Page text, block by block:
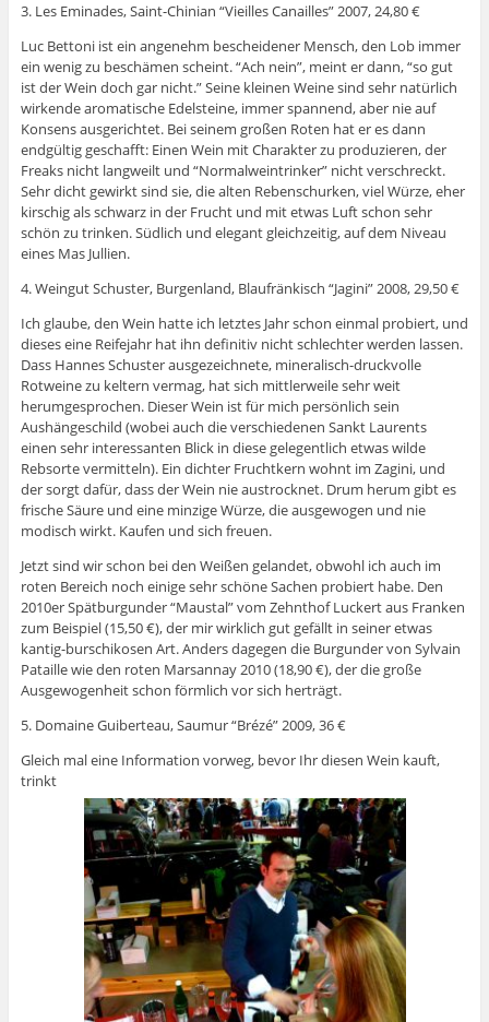
3. Les Eminades, Saint-Chinian “Vieilles Canailles” 2007, 24,80 €
Luc Bettoni ist ein angenehm bescheidener Mensch, den Lob immer
ein wenig zu beschämen scheint. “Ach nein”, meint er dann, “so gut
ist der Wein doch gar nicht.” Seine kleinen Weine sind sehr natürlich
wirkende aromatische Edelsteine, immer spannend, aber nie auf
Konsens ausgerichtet. Bei seinem großen Roten hat er es dann
endgültig geschafft: Einen Wein mit Charakter zu produzieren, der
Freaks nicht langweilt und “Normalweintrinker” nicht verschreckt.
Sehr dicht gewirkt sind sie, die alten Rebenschurken, viel Würze, eher
kirschig als schwarz in der Frucht und mit etwas Luft schon sehr
schön zu trinken. Südlich und elegant gleichzeitig, auf dem Niveau
eines Mas Jullien.
4. Weingut Schuster, Burgenland, Blaufränkisch “Jagini” 2008, 29,50 €
Ich glaube, den Wein hatte ich letztes Jahr schon einmal probiert, und
dieses eine Reifejahr hat ihn definitiv nicht schlechter werden lassen.
Dass Hannes Schuster ausgezeichnete, mineralisch-druckvolle
Rotweine zu keltern vermag, hat sich mittlerweile sehr weit
herumgesprochen. Dieser Wein ist für mich persönlich sein
Aushängeschild (wobei auch die verschiedenen Sankt Laurents
einen sehr interessanten Blick in diese gelegentlich etwas wilde
Rebsorte vermitteln). Ein dichter Fruchtkern wohnt im Zagini, und
der sorgt dafür, dass der Wein nie austrocknet. Drum herum gibt es
frische Säure und eine minzige Würze, die ausgewogen und nie
modisch wirkt. Kaufen und sich freuen.
Jetzt sind wir schon bei den Weißen gelandet, obwohl ich auch im
roten Bereich noch einige sehr schöne Sachen probiert habe. Den
2010er Spätburgunder “Maustal” vom Zehnthof Luckert aus Franken
zum Beispiel (15,50 €), der mir wirklich gut gefällt in seiner etwas
kantig-burschikosen Art. Anders dagegen die Burgunder von Sylvain
Pataille wie den roten Marsannay 2010 (18,90 €), der die große
Ausgewogenheit schon förmlich vor sich herträgt.
5. Domaine Guiberteau, Saumur “Brézé” 2009, 36 €
Gleich mal eine Information vorweg, bevor Ihr diesen Wein kauft,
trinkt